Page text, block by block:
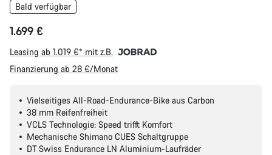
Bald verfügbar
1.699 €
Leasing ab 1.019 €* mit z.B.
Finanzierung ab 28 €/Monat
Vielseitiges All-Road-Endurance-Bike aus Carbon
38 mm Reifenfreiheit
VCLS Technologie: Speed trifft Komfort
Mechanische Shimano CUES Schaltgruppe
DT Swiss Endurance LN Aluminium-Laufräder